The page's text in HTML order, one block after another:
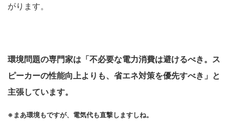
がります。
環境問題の専門家は「不必要な電力消費は避けるべき。ス
ピーカーの性能向上よりも、省エネ対策を優先すべき」と
主張しています。
※まあ環境もですが、電気代も直撃しますしね。